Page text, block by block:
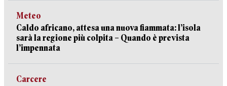
Meteo
Caldo africano, attesa una nuova fiammata: l’isola
sarà la regione più colpita – Quando è prevista
l’impennata
Carcere